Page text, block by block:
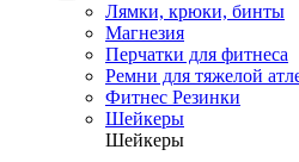
Лямки, крюки, бинты
Магнезия
Перчатки для фитнеса
Ремни для тяжелой
Фитнес Резинки
Шейкеры
Шейкеры